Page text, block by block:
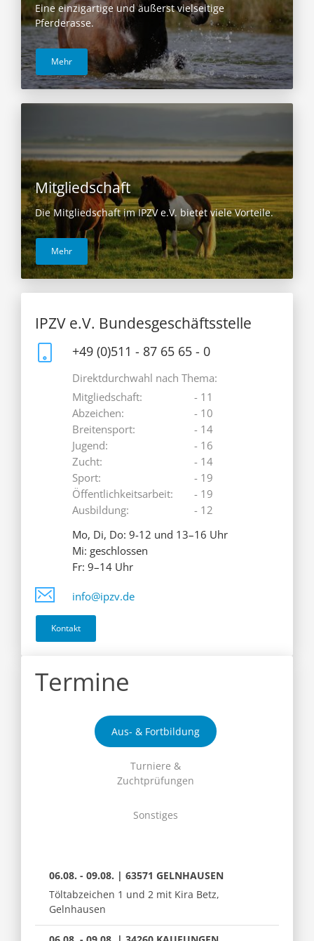
Eine einzigartige und äußerst vielseitige
Pferderasse.
Mehr
Mitgliedschaft
Die Mitgliedschaft im IPZV e.V. bietet viele Vorteile.
Mehr
IPZV e.V. Bundesgeschäftsstelle
+49 (0)511 - 87 65 65 - 0
Direktdurchwahl nach Thema:
Mitgliedschaft:
Abzeichen:
Breitensport:
Jugend:
Zucht:
Sport:
Öffentlichkeitsarbeit:
Ausbildung:
- 11
- 10
- 14
- 16
- 14
- 19
- 19
- 12
Mo, Di, Do: 9-12 und 13–16 Uhr
Mi: geschlossen
Fr: 9–14 Uhr
info@ipzv.de
Kontakt
Termine
Aus- & Fortbildung
Turniere &
Zuchtprüfungen
Sonstiges
06.08. - 09.08. | 63571 GELNHAUSEN
Töltabzeichen 1 und 2 mit Kira Betz,
Gelnhausen